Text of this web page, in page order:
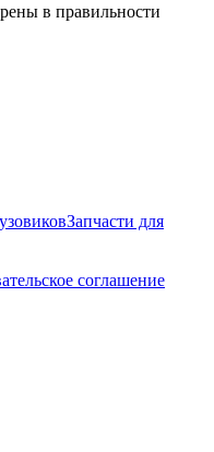
в правильности
Запчасти для
соглашение